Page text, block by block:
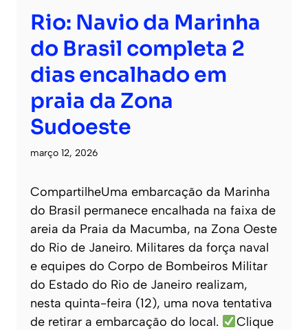
Rio: Navio da Marinha
do Brasil completa 2
dias encalhado em
praia da Zona
Sudoeste
março 12, 2026
CompartilheUma embarcação da Marinha
do Brasil permanece encalhada na faixa de
areia da Praia da Macumba, na Zona Oeste
do Rio de Janeiro. Militares da força naval
e equipes do Corpo de Bombeiros Militar
do Estado do Rio de Janeiro realizam,
nesta quinta-feira (12), uma nova tentativa
de retirar a embarcação do local.
Clique